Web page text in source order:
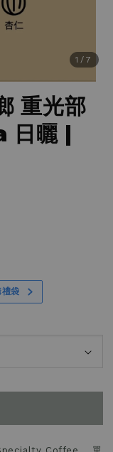
1 /7
重光部
日曬 |
禮袋